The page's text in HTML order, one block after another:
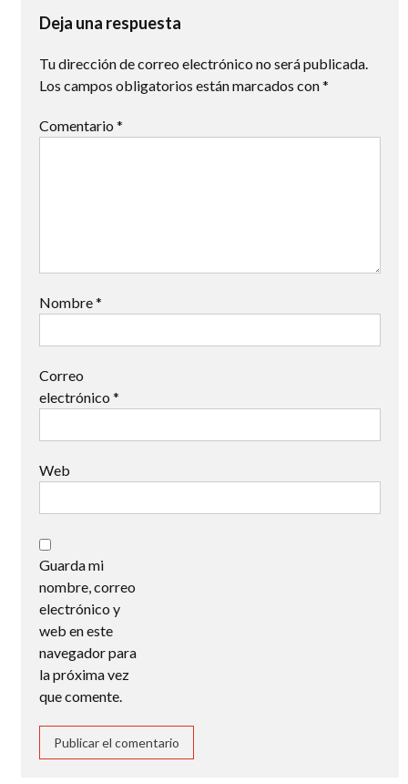
entradas
Deja una respuesta
Tu dirección de correo electrónico no será publicada.
Los campos obligatorios están marcados con*
Comentario *
Nombre*
Correo
electrónico *
Web
Guarda mi
nombre, correo
electrónico y
web en este
navegador para
la próxima vez
que comente.